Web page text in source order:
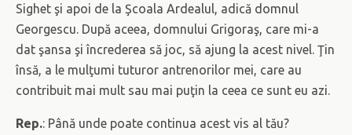
Sighet şi apoi de la Şcoala Ardealul, adică domnul
Georgescu. După aceea, domnului Grigoraş, care mi-a
dat şansa şi încrederea să joc, să ajung la acest nivel. Ţin
însă, a le mulţumi tuturor antrenorilor mei, care au
contribuit mai mult sau mai puţin la ceea ce sunt eu azi.
Rep.: Până unde poate continua acest vis al tău?